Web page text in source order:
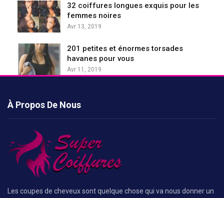
32 coiffures longues exquis pour les
femmes noires
Avr 13, 2019
201 petites et énormes torsades
havanes pour vous
Avr 11, 2019
À Propos De Nous
Les coupes de cheveux sont quelque chose qui va nous donner un